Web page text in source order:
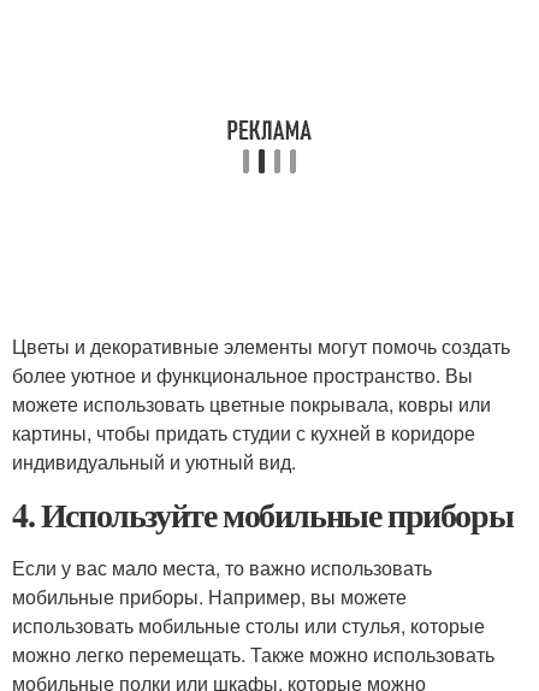
Цветы и декоративные элементы могут помочь создать
более уютное и функциональное пространство. Вы
можете использовать цветные покрывала, ковры или
картины, чтобы придать студии с кухней в коридоре
индивидуальный и уютный вид.
4. Используйте мобильные приборы
Если у вас мало места, то важно использовать
мобильные приборы. Например, вы можете
использовать мобильные столы или стулья, которые
можно легко перемещать. Также можно использовать
мобильные полки или шкафы, которые можно